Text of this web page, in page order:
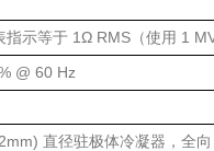
指示等于 1Ω RMS （使用 1
@ 60 Hz
直径驻极体冷凝器，全向